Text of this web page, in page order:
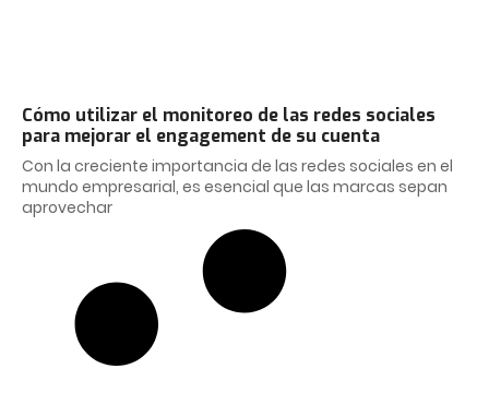
Cómo utilizar el monitoreo de las redes sociales
para mejorar el engagement de su cuenta
Con la creciente importancia de las redes sociales en el
mundo empresarial, es esencial que las marcas sepan
aprovechar